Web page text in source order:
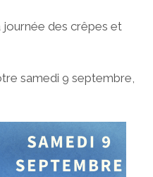
journée des crêpes et
samedi 9 septembre,